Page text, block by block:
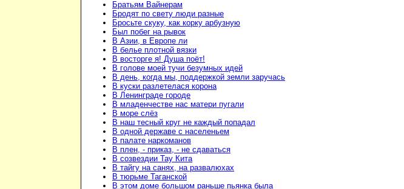
Братьям Вайнерам
Бродят по свету люди разные
Бросьте скуку, как корку арбузную
Был побег на рывок
В Азии, в Европе ли
В белье плотной вязки
В восторге я! Душа поёт!
В голове моей тучи безумных идей
В день, когда мы, поддержкой земли заручась
В куски разлетелася корона
В Ленинграде городе
В младенчестве нас матери пугали
В море слёз
В наш тесный круг не каждый попадал
В одной державе с населеньем
В палате наркоманов
В плен, - приказ, - не сдаваться
В созвездии Тау Кита
В тайгу на санях, на развалюхах
В тюрьме Таганской
В этом доме большом раньше пьянка была